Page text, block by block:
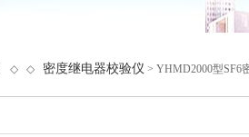
◇ ◇ 密度继电器校验仪 > YHMD2000型SF6